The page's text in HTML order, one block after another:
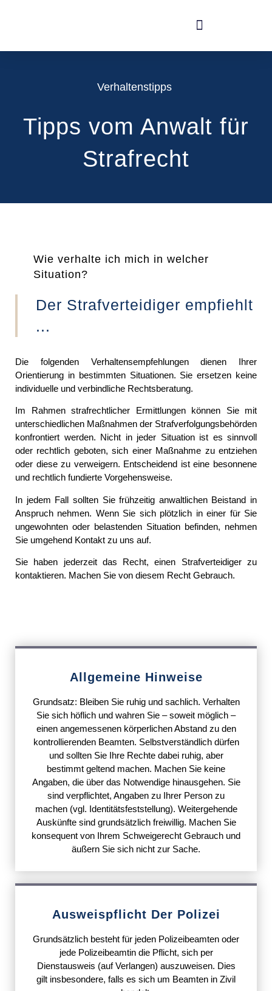
Verhaltenstipps
Tipps vom Anwalt für
Strafrecht
Wie verhalte ich mich in welcher
Situation?
Der Strafverteidiger empfiehlt
...
Die folgenden Verhaltensempfehlungen dienen Ihrer
Orientierung in bestimmten Situationen. Sie ersetzen keine
individuelle und verbindliche Rechtsberatung.
Im Rahmen strafrechtlicher Ermittlungen können Sie mit
unterschiedlichen Maßnahmen der Strafverfolgungsbehörden
konfrontiert werden. Nicht in jeder Situation ist es sinnvoll
oder rechtlich geboten, sich einer Maßnahme zu entziehen
oder diese zu verweigern. Entscheidend ist eine besonnene
und rechtlich fundierte Vorgehensweise.
In jedem Fall sollten Sie frühzeitig anwaltlichen Beistand in
Anspruch nehmen. Wenn Sie sich plötzlich in einer für Sie
ungewohnten oder belastenden Situation befinden, nehmen
Sie umgehend Kontakt zu uns auf.
Sie haben jederzeit das Recht, einen Strafverteidiger zu
kontaktieren. Machen Sie von diesem Recht Gebrauch.
Allgemeine Hinweise
Grundsatz: Bleiben Sie ruhig und sachlich. Verhalten
Sie sich höflich und wahren Sie – soweit möglich –
einen angemessenen körperlichen Abstand zu den
kontrollierenden Beamten. Selbstverständlich dürfen
und sollten Sie Ihre Rechte dabei ruhig, aber
bestimmt geltend machen. Machen Sie keine
Angaben, die über das Notwendige hinausgehen. Sie
sind verpflichtet, Angaben zu Ihrer Person zu
machen (vgl. Identitätsfeststellung). Weitergehende
Auskünfte sind grundsätzlich freiwillig. Machen Sie
konsequent von Ihrem Schweigerecht Gebrauch und
äußern Sie sich nicht zur Sache.
Ausweispflicht Der Polizei
Grundsätzlich besteht für jeden Polizeibeamten oder
jede Polizeibeamtin die Pflicht, sich per
Dienstausweis (auf Verlangen) auszuweisen. Dies
gilt insbesondere, falls es sich um Beamten in Zivil